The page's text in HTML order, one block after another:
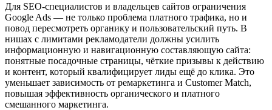
Для SEO-специалистов и владельцев сайтов ограничения
Google Ads — не только проблема платного трафика, но и
повод пересмотреть органику и пользовательский путь. В
нишах с лимитами рекламодатели должны усилить
информационную и навигационную составляющую сайта:
понятные посадочные страницы, чёткие призывы к действию
и контент, который квалифицирует лиды ещё до клика. Это
уменьшает зависимость от ремаркетинга и Customer Match,
повышая эффективность органического и платного
смешанного маркетинга.